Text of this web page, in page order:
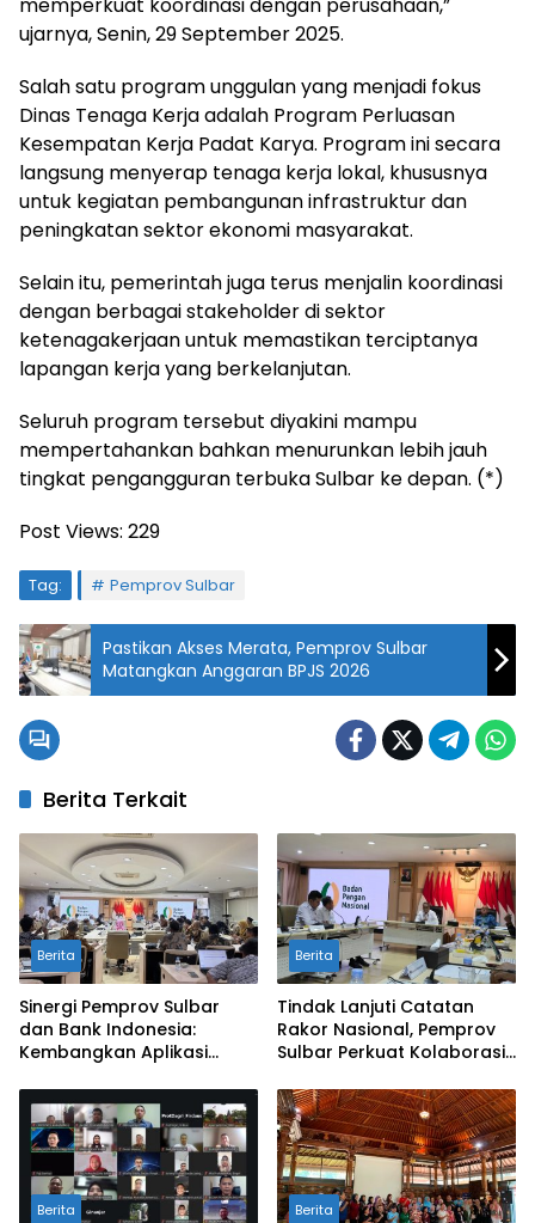
ujarnya, Senin, 29 September 2025.
Salah satu program unggulan yang menjadi fokus
Dinas Tenaga Kerja adalah Program Perluasan
Kesempatan Kerja Padat Karya. Program ini secara
langsung menyerap tenaga kerja lokal, khususnya
untuk kegiatan pembangunan infrastruktur dan
peningkatan sektor ekonomi masyarakat.
Selain itu, pemerintah juga terus menjalin koordinasi
dengan berbagai stakeholder di sektor
ketenagakerjaan untuk memastikan terciptanya
lapangan kerja yang berkelanjutan.
Seluruh program tersebut diyakini mampu
mempertahankan bahkan menurunkan lebih jauh
tingkat pengangguran terbuka Sulbar ke depan. (*)
Post Views: 229
Tag: Pemprov Sulbar
Pastikan Akses Merata, Pemprov Sulbar
Matangkan Anggaran BPJS 2026
Berita Terkait
Berita
Sinergi Pemprov Sulbar
dan Bank Indonesia:
Kembangkan Aplikasi
Harga Pangan
Berita
Tindak Lanjuti Catatan
Rakor Nasional, Pemprov
Sulbar Perkuat Kolaborasi
BSPS
Berita Berita